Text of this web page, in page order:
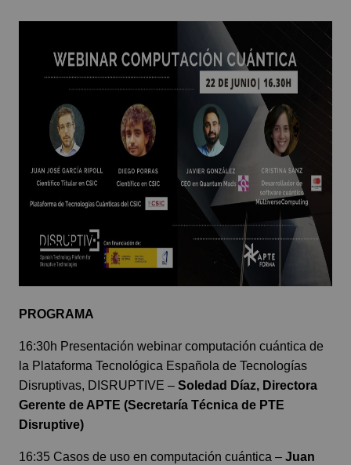
PROGRAMA
16:30h Presentación webinar computación cuántica de
la Plataforma Tecnológica Española de Tecnologías
Disruptivas, DISRUPTIVE – Soledad Díaz, Directora
Gerente de APTE (Secretaría Técnica de PTE
Disruptive)
16:35 Casos de uso en computación cuántica – Juan